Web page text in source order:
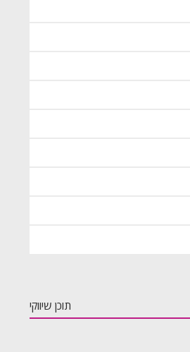
תוכן שיווקי